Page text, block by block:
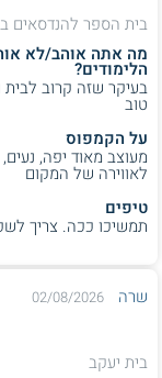
בית הספר להנדסאים
מה אתה אוהב/לא
הלימודים?
בעיקר שזה קרוב לבית
טוב
על הקמפוס
מעוצב מאוד יפה,
לאווירה של המקום
טיפים
תמשיכו ככה. צריך
שרה 02/08/2026
בית יעקב